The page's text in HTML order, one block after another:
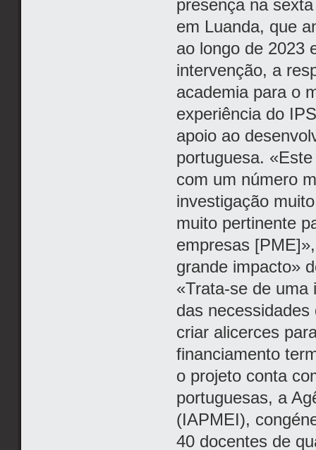
presença na
em Luanda, que
ao longo de 2023
intervenção, a
academia para o
experiência do
apoio ao
portuguesa.
com um número
investigação
muito pertinente
empresas
grande impacto»
«Trata-se de uma
das necessidades
criar alicerces
financiamento
o projeto conta
portuguesas, a
(IAPMEI),
40 docentes de